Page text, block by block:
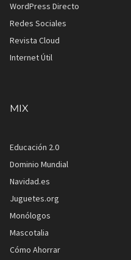
WordPress Directo
Redes Sociales
Revista Cloud
Internet Útil
MIX
Educación 2.0
Dominio Mundial
Navidad.es
Juguetes.org
Monólogos
Mascotalia
Cómo Ahorrar